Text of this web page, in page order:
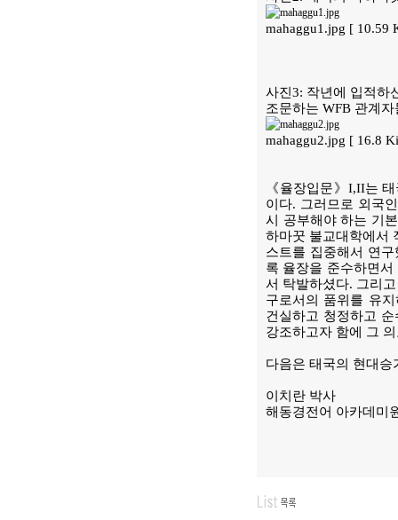
mahaggu1.jpg [ 10.59
사진3: 작년에 입적하
조문하는 WFB 관계
mahaggu2.jpg [ 16.8
《율장입문》I,II는
이다. 그러므로 외국
시 공부해야 하는 기
하마꿋 불교대학에서
스트를 집중해서 연
록 율장을 준수하면
서 탁발하셨다. 그리
구로서의 품위를 유
건실하고 청정하고
강조하고자 함에 그
다음은 태국의 현대
이치란 박사
해동경전어 아카데미